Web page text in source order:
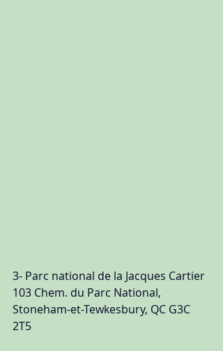
3- Parc national de la Jacques Cartier
103 Chem. du Parc National,
Stoneham-et-Tewkesbury, QC G3C
2T5